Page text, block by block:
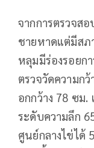
จากการตรวจส
ชายหาดแต่มีส
หลุมมีร่องรอยก
ตรวจวัดความก
อกกว้าง 78 ซม
ระดับความลึก
ศูนย์กลางไข่ได้